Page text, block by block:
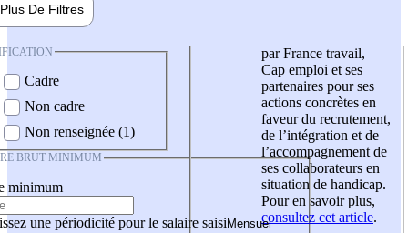
Plus De Filtres
Cadre
Non cadre
Non renseignée (1)
BRUT MINIMUM
minimum
une périodicité pour le salaire saisi
par France travail,
Cap emploi et ses
partenaires pour ses
actions concrètes en
faveur du recrutement,
de l’intégration et de
l’accompagnement de
ses collaborateurs en
situation de handicap.
Pour en savoir plus,
consultez cet article.